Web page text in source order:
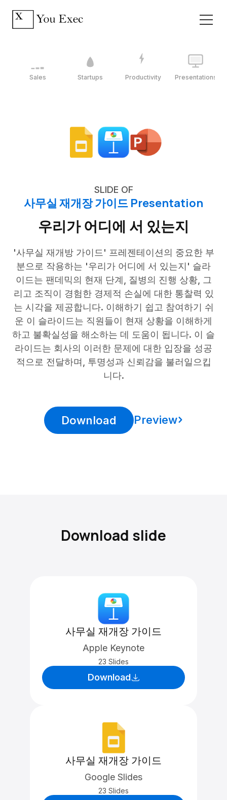
Sales Startups Productivity Presentations
SLIDE OF
사무실 재개장 가이드 Presentation
우리가 어디에 서 있는지
'사무실 재개방 가이드' 프레젠테이션의 중요한 부
분으로 작용하는 '우리가 어디에 서 있는지' 슬라
이드는 팬데믹의 현재 단계, 질병의 진행 상황, 그
리고 조직이 경험한 경제적 손실에 대한 통찰력 있
는 시각을 제공합니다. 이해하기 쉽고 참여하기 쉬
운 이 슬라이드는 직원들이 현재 상황을 이해하게
하고 불확실성을 해소하는 데 도움이 됩니다. 이 슬
라이드는 회사의 이러한 문제에 대한 입장을 성공
적으로 전달하며, 투명성과 신뢰감을 불러일으킵
니다.
Download Preview
Download slide
사무실 재개장 가이드
Apple Keynote
23 Slides
Download
사무실 재개장 가이드
Google Slides
23 Slides